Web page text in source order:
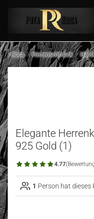
Roca Herrenschmuck
Elegante
925 Gold (1)
4.77
1 Person hat